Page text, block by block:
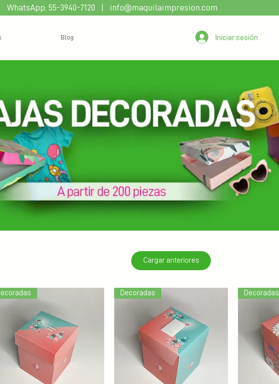
WhatsApp: 55-3940-7120 info@maquilaimpresion.com
Blog Iniciar sesión
Cargar anteriores
Decoradas Decoradas